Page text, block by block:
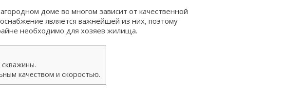
доме во многом зависит от качественной
является важнейшей из них, поэтому
необходимо для хозяев жилища.
качеством и скоростью.